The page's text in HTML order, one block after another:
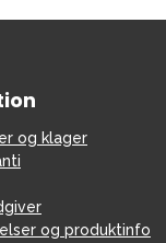
og klager
og produktinfo